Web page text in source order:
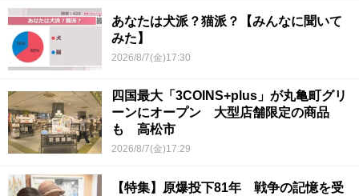
あなたは犬派？猫派？【みんなに聞いて
みた】
2026/8/7(金)17:30
四国最大「3COINS+plus」が丸亀町グリ
ーンにオープン 大型店舗限定の商品
も 高松市
2026/8/7(金)17:29
【特集】原爆投下81年 戦争の記憶を受